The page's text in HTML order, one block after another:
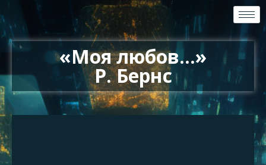
«Моя любов…»
Р. Бернс